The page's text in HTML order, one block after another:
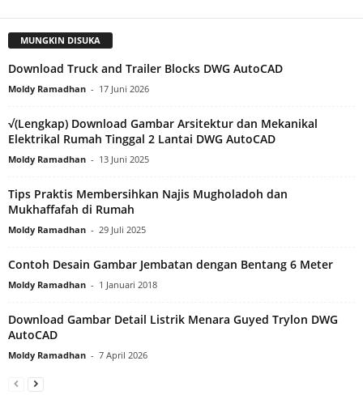
MUNGKIN DISUKA
Download Truck and Trailer Blocks DWG AutoCAD
Moldy Ramadhan - 17 Juni 2026
√(Lengkap) Download Gambar Arsitektur dan Mekanikal
Elektrikal Rumah Tinggal 2 Lantai DWG AutoCAD
Moldy Ramadhan - 13 Juni 2025
Tips Praktis Membersihkan Najis Mugholadoh dan
Mukhaffafah di Rumah
Moldy Ramadhan - 29 Juli 2025
Contoh Desain Gambar Jembatan dengan Bentang 6 Meter
Moldy Ramadhan - 1 Januari 2018
Download Gambar Detail Listrik Menara Guyed Trylon DWG
AutoCAD
Moldy Ramadhan - 7 April 2026